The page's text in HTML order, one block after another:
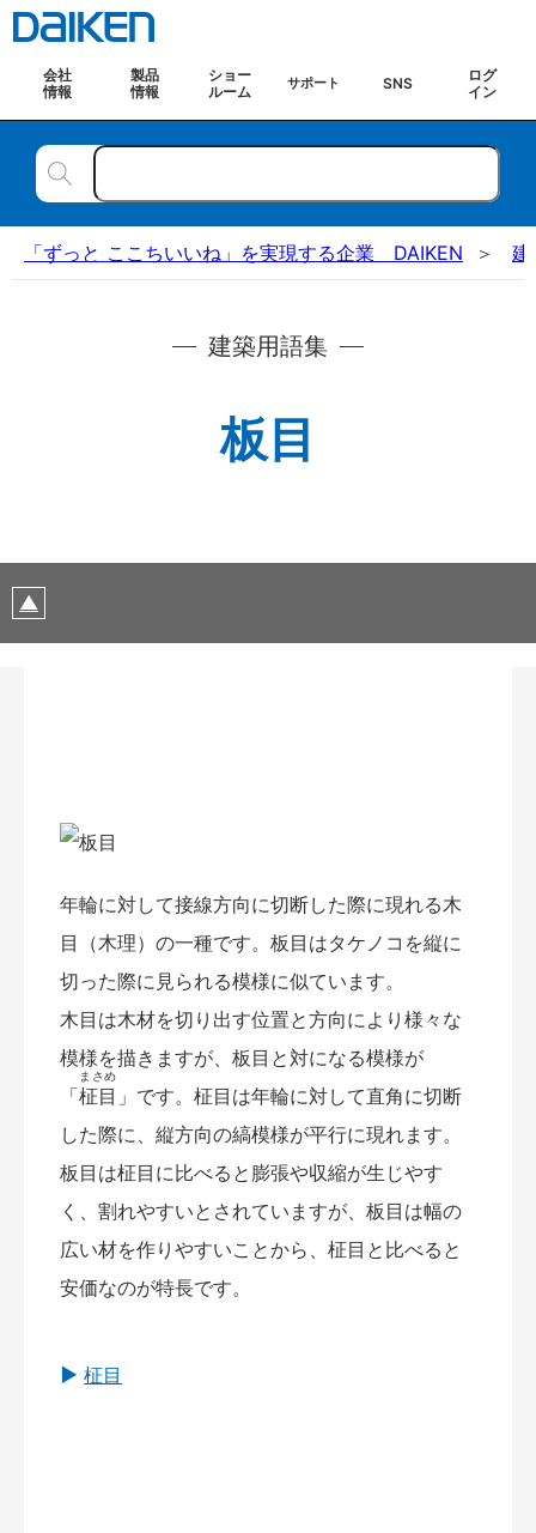
会社
情報
製品
情報
ショー
ルーム
サポート SNS
ログ
イン
「ずっと ここちいいね」を実現する企業 DAIKEN 建
建築用語集
板目
年輪に対して接線方向に切断した際に現れる木
目（木理）の一種です。板目はタケノコを縦に
切った際に見られる模様に似ています。
木目は木材を切り出す位置と方向により様々な
模様を描きますが、板目と対になる模様が
「柾目
まさめ
」です。柾目は年輪に対して直角に切断
した際に、縦方向の縞模様が平行に現れます。
板目は柾目に比べると膨張や収縮が生じやす
く、割れやすいとされていますが、板目は幅の
広い材を作りやすいことから、柾目と比べると
安価なのが特長です。
柾目